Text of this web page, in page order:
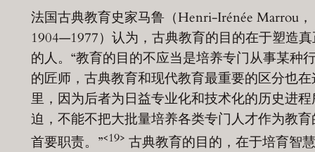
法国古典教育史家马鲁（Henri-Irénée Marrou，
1904—1977）认为，古典教育的目的在于塑造
的人。“教育的目的不应当是培养专门从事某种
的匠师，古典教育和现代教育最重要的区分也在
里，因为后者为日益专业化和技术化的历史进程
迫，不能不把大批量培养各类专门人才作为教育
首要职责。”<19> 古典教育的目的，在于培育智